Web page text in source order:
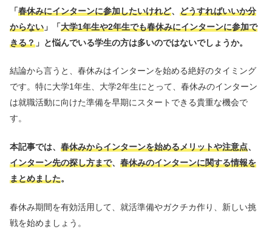
「春休みにインターンに参加したいけれど、 どうすればいいか分
からない 」「大学1年生や2年生でも春休みにインターンに参加で
きる？ 」と悩んでいる学生の方は多いのではないでしょうか。
結論から言うと、春休みはインターンを始める絶好のタイミング
です。特に大学1年生、大学2年生にとって、春休みのインターン
は就職活動に向けた準備を早期にスタートできる貴重な機会で
す。
本記事では、 春休みからインターンを始めるメリットや注意点、
インターン先の探し方まで、 春休みのインターンに関する情報を
まとめました。
春休み期間を有効活用して、就活準備やガクチカ作り、新しい挑
戦を始めましょう。